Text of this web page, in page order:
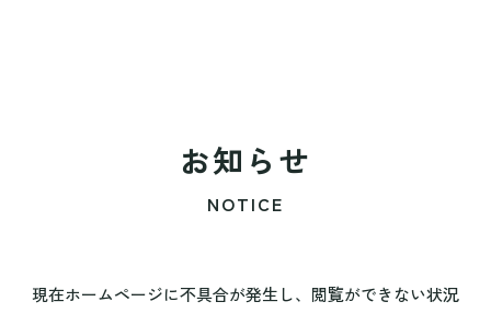
お知らせ
NOTICE
現在ホームページに不具合が発生し、閲覧ができない状況